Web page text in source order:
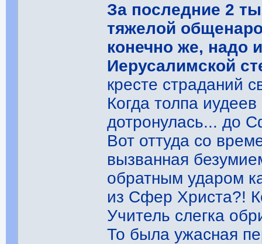
За последние 2
тяжелой
конечно же, надо
Иерусалимской
кресте страданий
Когда толпа
дотронулась... до
Вот оттуда со
вызванная
обратным ударом
из Сфер Христа?!
Учитель слегка
То была ужасная